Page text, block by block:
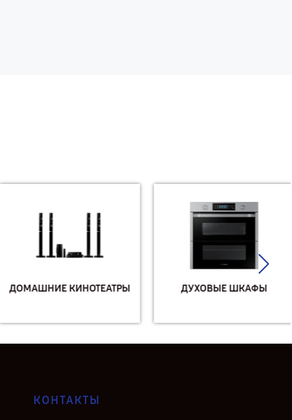
ДОМАШНИЕ КИНОТЕАТРЫ ДУХОВЫЕ ШКАФЫ
КОНТАКТЫ